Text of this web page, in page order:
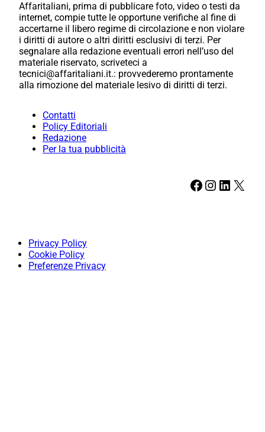
Affaritaliani, prima di pubblicare foto, video o testi da
internet, compie tutte le opportune verifiche al fine di
accertarne il libero regime di circolazione e non violare
i diritti di autore o altri diritti esclusivi di terzi. Per
segnalare alla redazione eventuali errori nell’uso del
materiale riservato, scriveteci a
tecnici@affaritaliani.it.: provvederemo prontamente
alla rimozione del materiale lesivo di diritti di terzi.
Contatti
Policy Editoriali
Redazione
Per la tua pubblicità
Facebook Instagram LinkedIn X
Privacy Policy
Cookie Policy
Preferenze Privacy